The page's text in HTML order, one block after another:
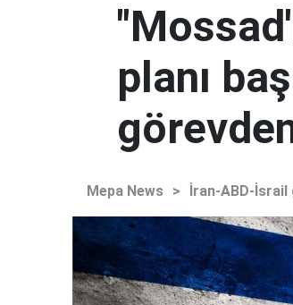
planı
Mepa News > İran-ABD-İsrail